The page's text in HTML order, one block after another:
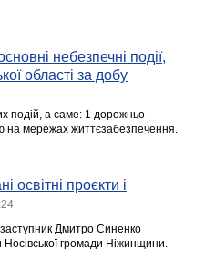
небезпечні події,
області за добу
подій, а саме: 1 дорожньо-
на мережах життєзабезпечення.
освітні проєкти і
заступник Дмитро Синенко
громади Ніжинщини.